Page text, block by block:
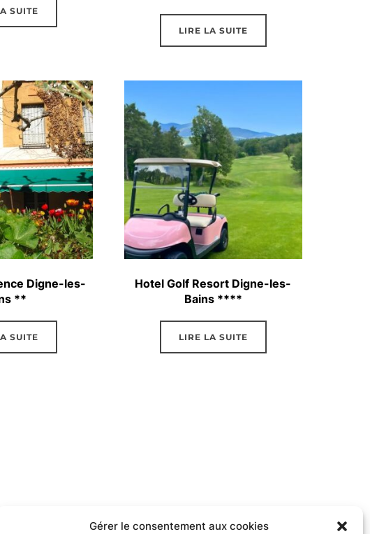
Gérer le consentement aux cookies
SUITE
LIRE LA SUITE
Digne-les-
**
SUITE
Hotel Golf Resort Digne-les-
Bains ****
LIRE LA SUITE